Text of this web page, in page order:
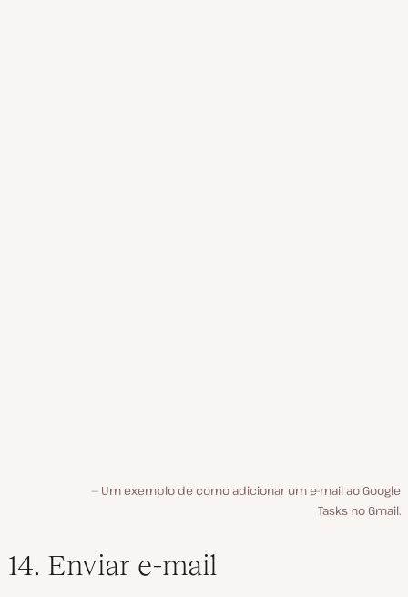
Um exemplo de como adicionar um e-mail ao Google
Tasks no Gmail.
14. Enviar e-mail